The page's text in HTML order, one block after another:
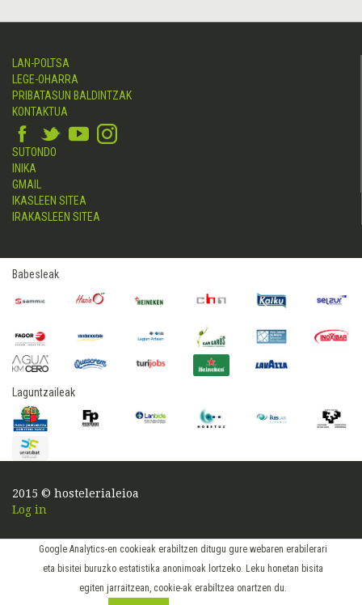
Google Analytics-en cookieak erabiltzen ditugu gure webaren erabilerari
eta bisitei buruzko estatistika anonimoak lortzeko. Leku honetan bisita
egiten jarraitzean, cookie-ak erabiltzea onartzen du.
LAN-POLTSA
LEGE-OHARRA
PRIBATASUN BALDINTZAK
KONTAKTUA
SUTONDO
INIKA
GMAIL
IKASLEEN SITEA
IRAKASLEEN SITEA
Babesleak
Laguntzaileak
2015 © hostelerialeioa
Log in